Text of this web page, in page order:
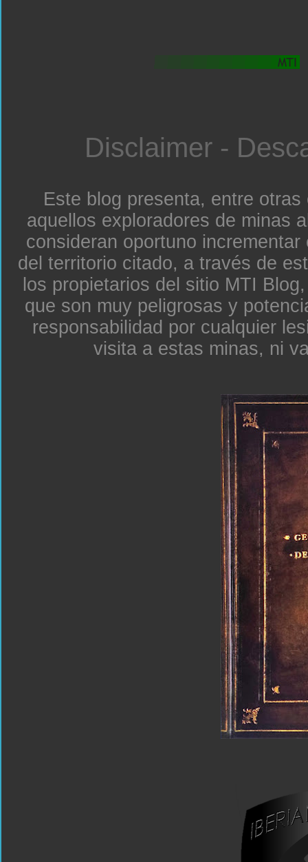
Disclaimer -
Este blog presenta, entre
aquellos exploradores de minas
consideran oportuno
del territorio citado, a través de
los propietarios del sitio MTI
que son muy peligrosas y
responsabilidad por cualquier
visita a estas minas, ni